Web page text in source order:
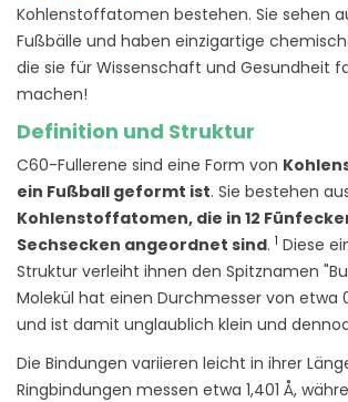
Kohlenstoffatomen bestehen. Sie sehen
Fußbälle und haben einzigartige
die sie für Wissenschaft und Gesundheit
machen!
Definition und Struktur
C60-Fullerene sind eine Form von
ein Fußball geformt ist. Sie bestehen
Kohlenstoffatomen, die in 12
Sechsecken angeordnet sind. 1 Diese
Struktur verleiht ihnen den Spitznamen
Molekül hat einen Durchmesser von etwa
und ist damit unglaublich klein und
Die Bindungen variieren leicht in ihrer
Ringbindungen messen etwa 1,401 Å,